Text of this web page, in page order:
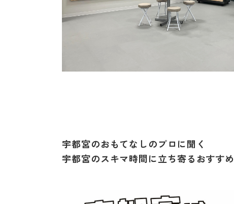
宇都宮のおもてなしのプロに聞く
宇都宮のスキマ時間に立ち寄るおすす